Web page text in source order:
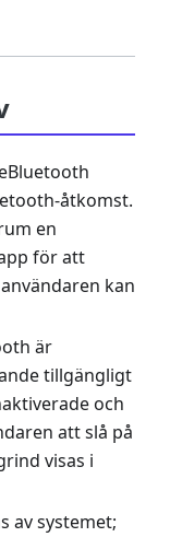
åtkomst.
en
för att
kan
är
tillgängligt
och
att slå på
visas i
av systemet;